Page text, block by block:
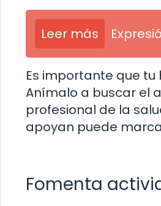
Leer más
Es importante que
Anímalo a buscar el
profesional de la
apoyan puede
Fomenta